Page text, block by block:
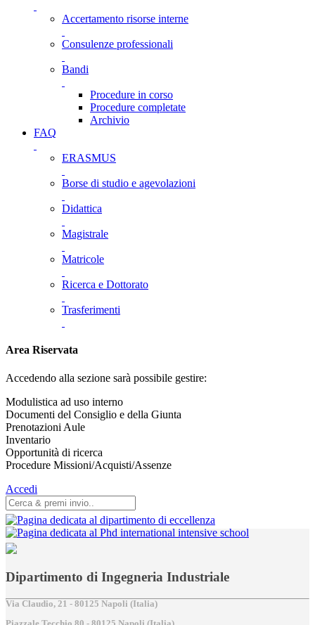
Accertamento risorse interne
Consulenze professionali
Bandi
Procedure in corso
Procedure completate
Archivio
FAQ
ERASMUS
Borse di studio e agevolazioni
Didattica
Magistrale
Matricole
Ricerca e Dottorato
Trasferimenti
Area Riservata
Accedendo alla sezione sarà possibile gestire:
Modulistica ad uso interno
Documenti del Consiglio e della Giunta
Prenotazioni Aule
Inventario
Opportunità di ricerca
Procedure Missioni/Acquisti/Assenze
Accedi
Dipartimento di Ingegneria Industriale
Via Claudio, 21 - 80125 Napoli (Italia)